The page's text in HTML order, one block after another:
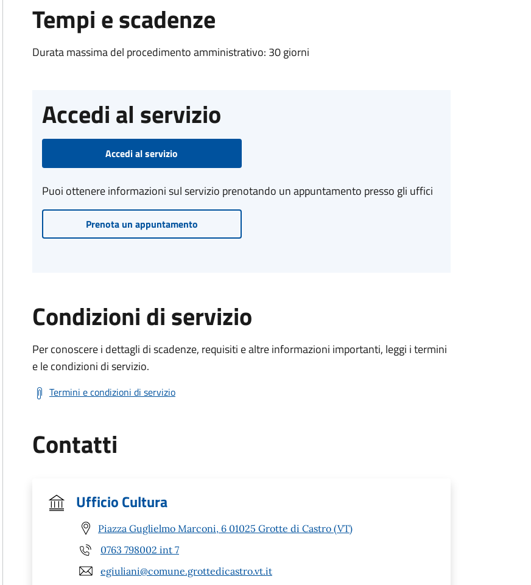
Tempi e scadenze
Durata massima del procedimento amministrativo: 30 giorni
Accedi al servizio
Accedi al servizio
Puoi ottenere informazioni sul servizio prenotando un appuntamento presso gli uffici
Prenota un appuntamento
Condizioni di servizio
Per conoscere i dettagli di scadenze, requisiti e altre informazioni importanti, leggi i termini
e le condizioni di servizio.
Termini e condizioni di servizio
Contatti
Ufficio Cultura
Piazza Guglielmo Marconi, 6 01025 Grotte di Castro (VT)
0763 798002 int 7
egiuliani@comune.grottedicastro.vt.it